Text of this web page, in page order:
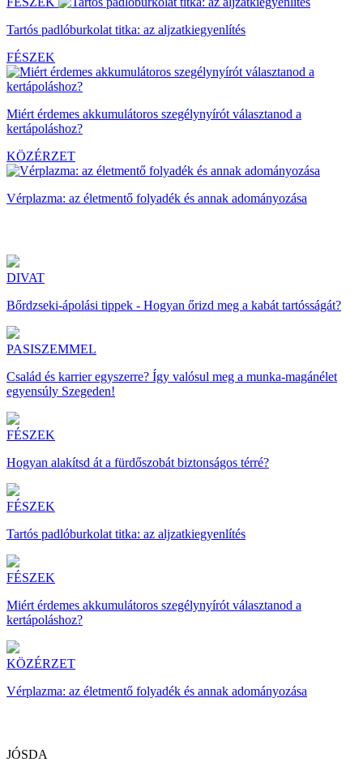
Tartós padlóburkolat titka: az aljzatkiegyenlítés
FÉSZEK
Miért érdemes akkumulátoros szegélynyírót választanod a
kertápoláshoz?
KÖZÉRZET
Vérplazma: az életmentő folyadék és annak adományozása
DIVAT
Bőrdzseki-ápolási tippek - Hogyan őrizd meg a kabát tartósságát?
PASISZEMMEL
Család és karrier egyszerre? Így valósul meg a munka-magánélet
egyensúly Szegeden!
FÉSZEK
Hogyan alakítsd át a fürdőszobát biztonságos térré?
FÉSZEK
Tartós padlóburkolat titka: az aljzatkiegyenlítés
FÉSZEK
Miért érdemes akkumulátoros szegélynyírót választanod a
kertápoláshoz?
KÖZÉRZET
Vérplazma: az életmentő folyadék és annak adományozása
JÓSDA